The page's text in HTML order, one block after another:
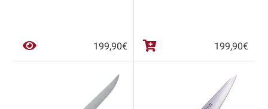
199,90€ 199,90€